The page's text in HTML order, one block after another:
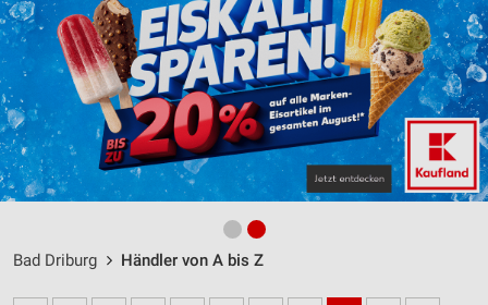
Bad Driburg Händler von A bis Z